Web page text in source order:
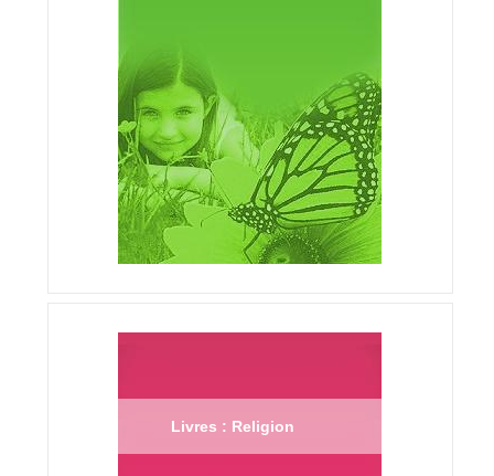
Livres : Religion